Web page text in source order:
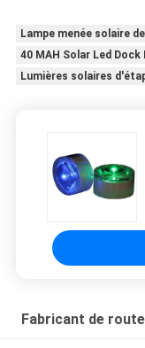
Lampe menée solaire
40 MAH Solar Led Dock
Lumières solaires
Fabricant de